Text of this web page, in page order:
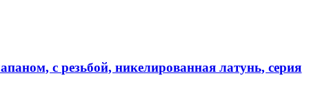
с резьбой, никелированная латунь, серия